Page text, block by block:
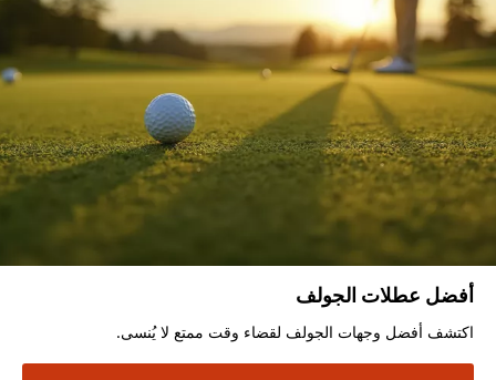
أفضل عطلات الجولف
اكتشف أفضل وجهات الجولف لقضاء وقت ممتع لا يُنسى.